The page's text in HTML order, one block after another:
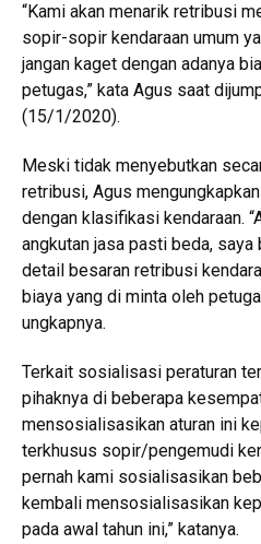
“Kami akan menarik retribusi
sopir-sopir kendaraan umum
jangan kaget dengan adanya
petugas,” kata Agus saat
(15/1/2020).
Meski tidak menyebutkan
retribusi, Agus
dengan klasifikasi kendaraan.
angkutan jasa pasti beda,
detail besaran retribusi
biaya yang di minta oleh
ungkapnya.
Terkait sosialisasi peraturan
pihaknya di beberapa
mensosialisasikan aturan ini
terkhusus sopir/pengemudi
pernah kami sosialisasikan
kembali mensosialisasikan
pada awal tahun ini,” katanya.